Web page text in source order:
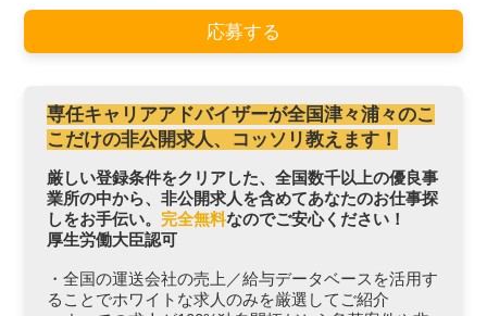
応募する
専任キャリアアドバイザーが全国津々浦々のこ
こだけの非公開求人、コッソリ教えます！
厳しい登録条件をクリアした、全国数千以上の優良事
業所の中から、非公開求人を含めてあなたのお仕事探
しをお手伝い。 完全無料なのでご安心ください！
厚生労働大臣認可
・全国の運送会社の売上／給与データベースを活用す
ることでホワイトな求人のみを厳選してご紹介